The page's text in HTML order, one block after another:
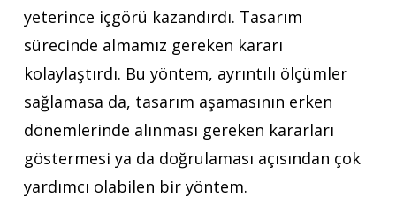
yeterince içgörü kazandırdı. Tasarım
sürecinde almamız gereken kararı
kolaylaştırdı. Bu yöntem, ayrıntılı ölçümler
sağlamasa da, tasarım aşamasının erken
dönemlerinde alınması gereken kararları
göstermesi ya da doğrulaması açısından çok
yardımcı olabilen bir yöntem.